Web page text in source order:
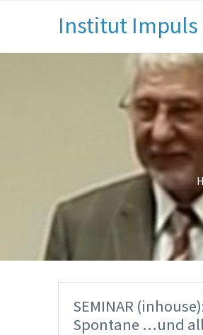
Institut Impuls
SEMINAR
Spontane …und